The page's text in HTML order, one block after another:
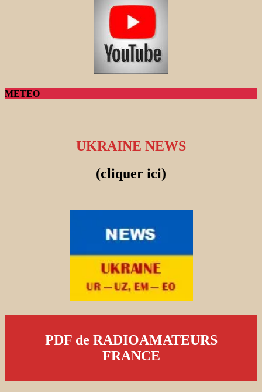
METEO
UKRAINE NEWS
(cliquer ici)
PDF de RADIOAMATEURS
FRANCE